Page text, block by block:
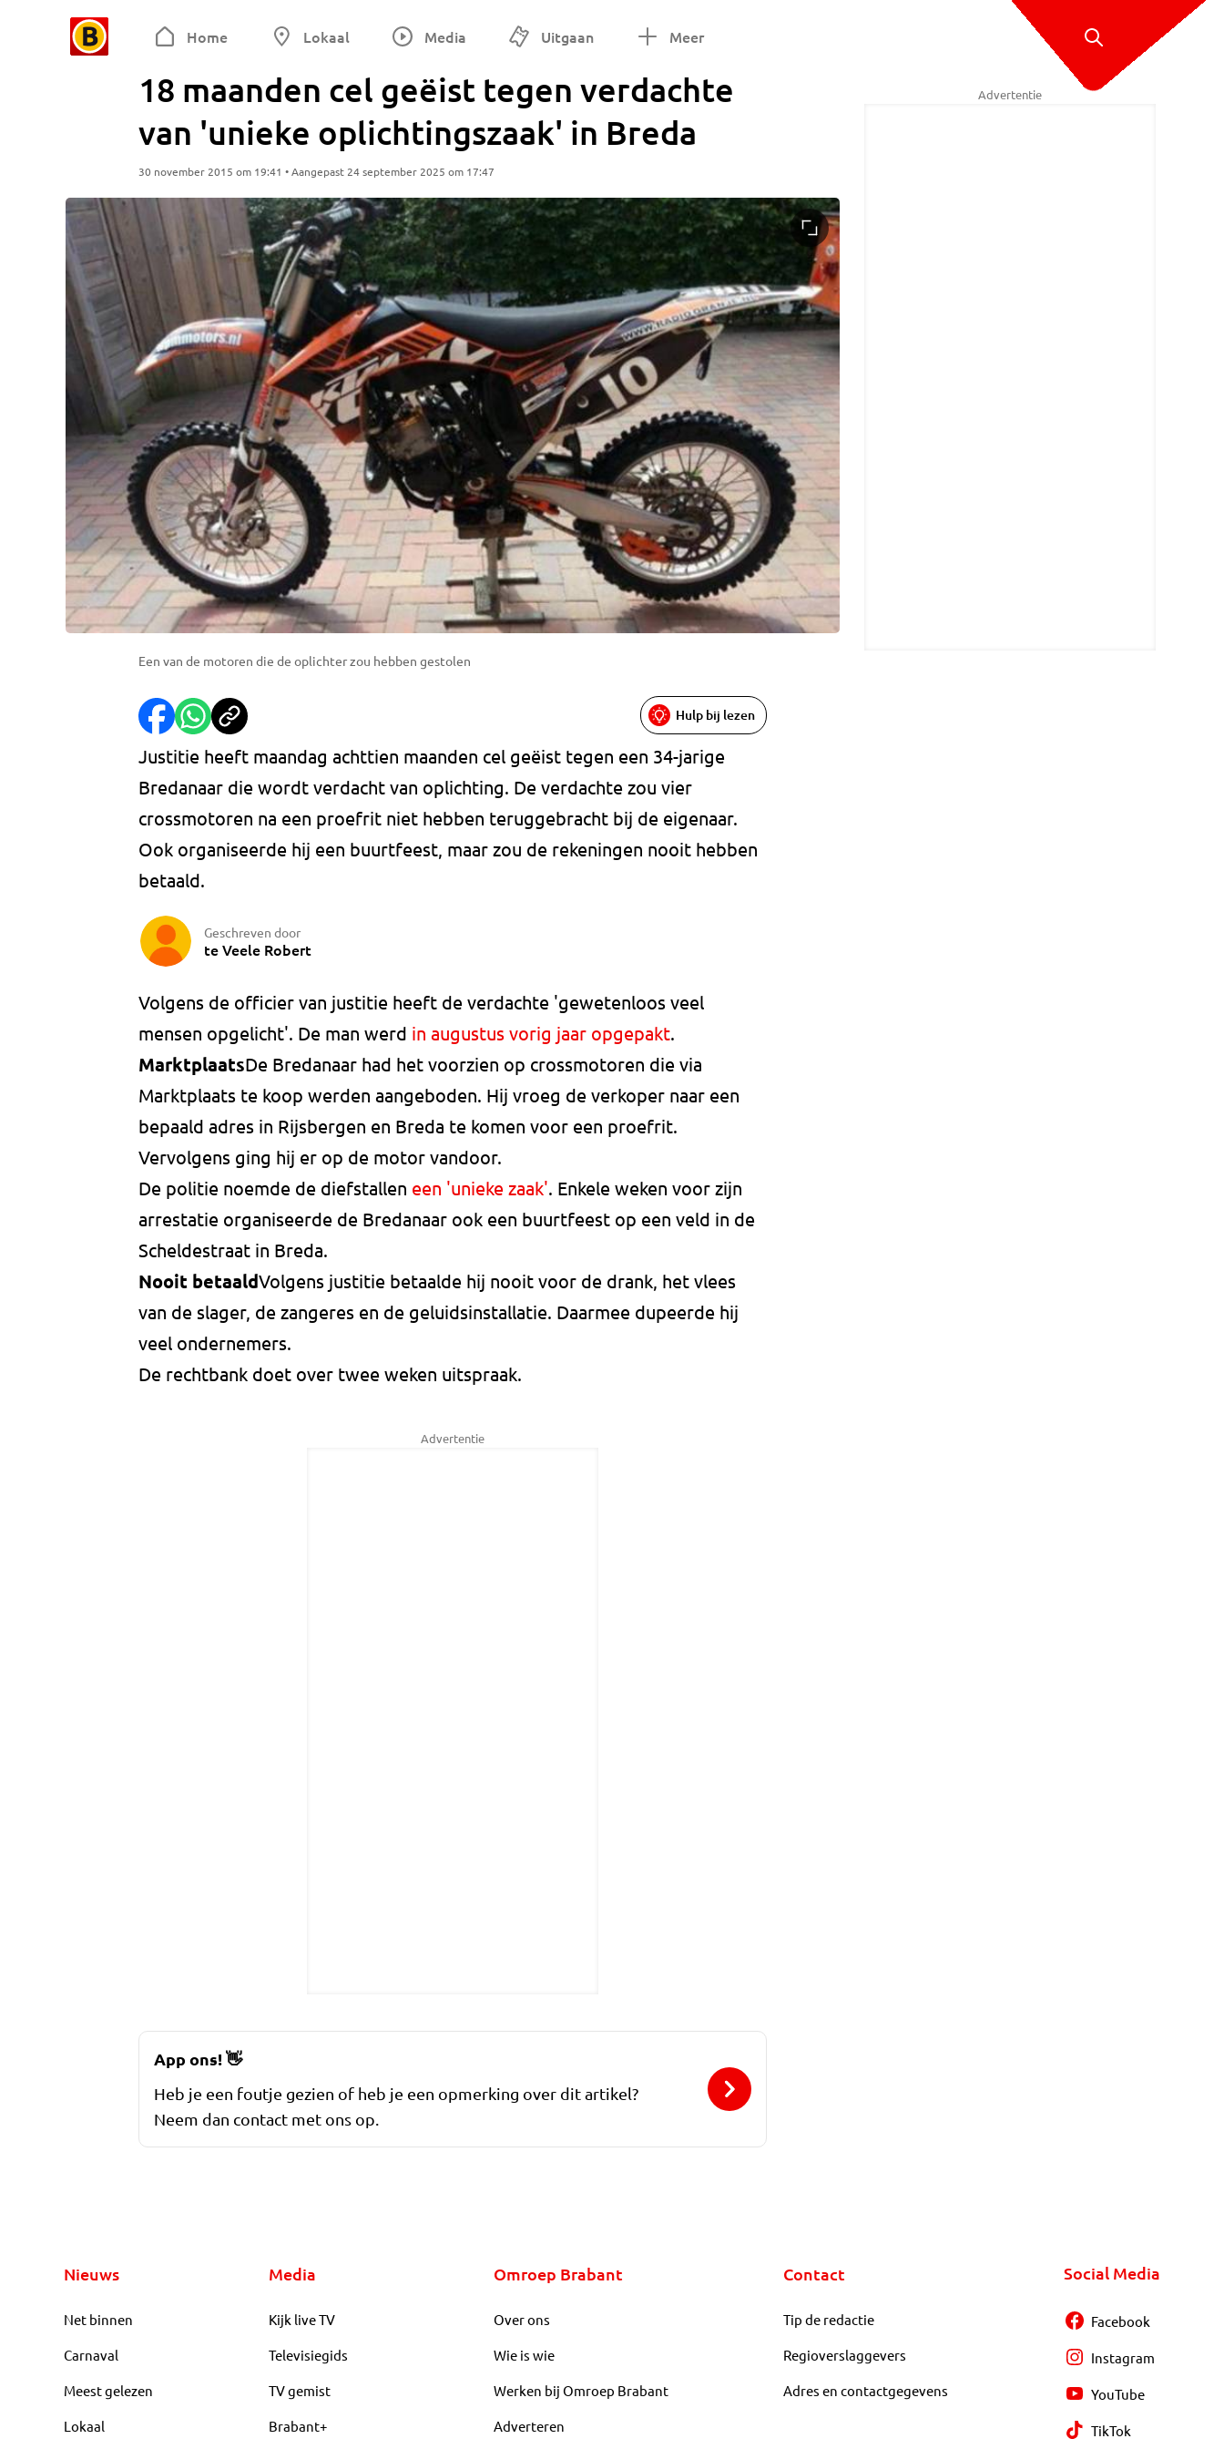
Home Lokaal Media Uitgaan Meer
18 maanden cel geëist tegen verdachte
van 'unieke oplichtingszaak' in Breda
30 november 2015 om 19:41 • Aangepast 24 september 2025 om 17:47
Een van de motoren die de oplichter zou hebben gestolen
Hulp bij lezen
Justitie heeft maandag achttien maanden cel geëist tegen een 34-jarige
Bredanaar die wordt verdacht van oplichting. De verdachte zou vier
crossmotoren na een proefrit niet hebben teruggebracht bij de eigenaar.
Ook organiseerde hij een buurtfeest, maar zou de rekeningen nooit hebben
betaald.
Geschreven door
te Veele Robert
Volgens de officier van justitie heeft de verdachte 'gewetenloos veel
mensen opgelicht'. De man werd in augustus vorig jaar opgepakt.
MarktplaatsDe Bredanaar had het voorzien op crossmotoren die via
Marktplaats te koop werden aangeboden. Hij vroeg de verkoper naar een
bepaald adres in Rijsbergen en Breda te komen voor een proefrit.
Vervolgens ging hij er op de motor vandoor.
De politie noemde de diefstallen een 'unieke zaak'. Enkele weken voor zijn
arrestatie organiseerde de Bredanaar ook een buurtfeest op een veld in de
Scheldestraat in Breda.
Nooit betaaldVolgens justitie betaalde hij nooit voor de drank, het vlees
van de slager, de zangeres en de geluidsinstallatie. Daarmee dupeerde hij
veel ondernemers.
De rechtbank doet over twee weken uitspraak.
Advertentie
Advertentie
App ons!👋
Heb je een foutje gezien of heb je een opmerking over dit artikel?
Neem dan contact met ons op.
Nieuws
Net binnen
Carnaval
Meest gelezen
Lokaal
Media
Kijk live TV
Televisiegids
TV gemist
Brabant+
Omroep Brabant
Over ons
Wie is wie
Werken bij Omroep Brabant
Adverteren
Contact
Tip de redactie
Regioverslaggevers
Adres en contactgegevens
Social Media
Facebook
Instagram
YouTube
TikTok